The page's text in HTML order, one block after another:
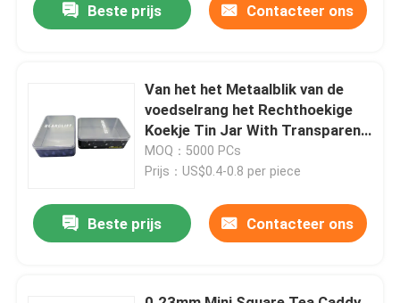
Fabriekstocht
Neem contact met ons op
Vraag een offerte
Koekje Tin Can
Suikergoed Tin Can
Beste prijs Contacteer ons
Van het het Metaalblik van de
voedselrang het Rechthoekige
Koekje Tin Jar With Transparent
Lid
MOQ：5000 PCs
Prijs：US$0.4-0.8 per piece
Beste prijs Contacteer ons